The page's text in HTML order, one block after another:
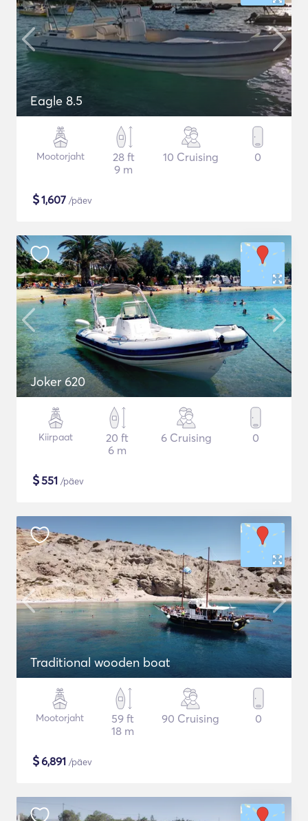
Eagle 8.5
Mootorjaht
28 ft
9 m
10 Cruising 0
$1,607 /päev
Joker 620
Kiirpaat
20 ft
6 m
6 Cruising 0
$551 /päev
Traditional wooden boat
Mootorjaht
59 ft
18 m
90 Cruising 0
$6,891 /päev